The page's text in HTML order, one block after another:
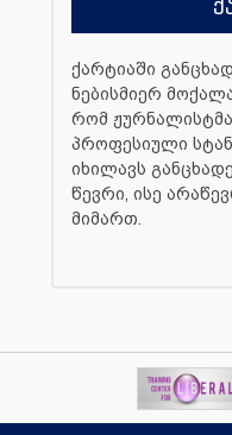
ქარტიაში
ნებისმიერ
რომ
პროფესიული
იხილავს
წევრი, ისე
მიმართ.